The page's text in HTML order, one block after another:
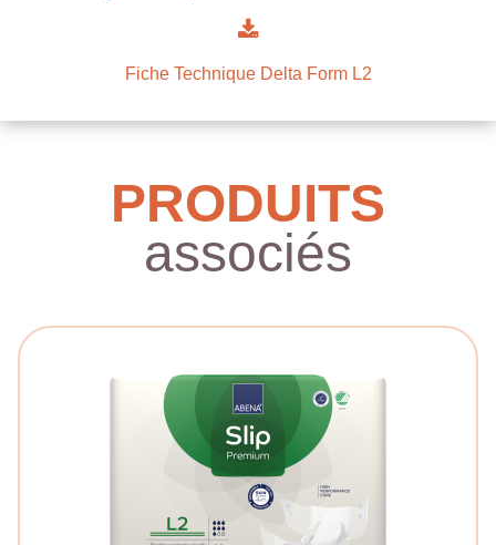
Fiche Technique Delta Form L2
PRODUITS
associés